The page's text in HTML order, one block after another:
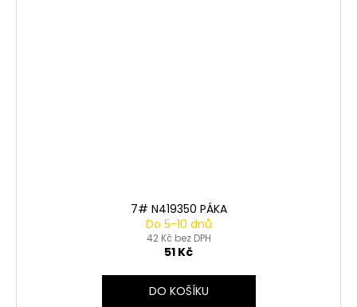
7# N419350 PÁKA
Do 5-10 dnů
42 Kč bez DPH
51 Kč
DO KOŠÍKU